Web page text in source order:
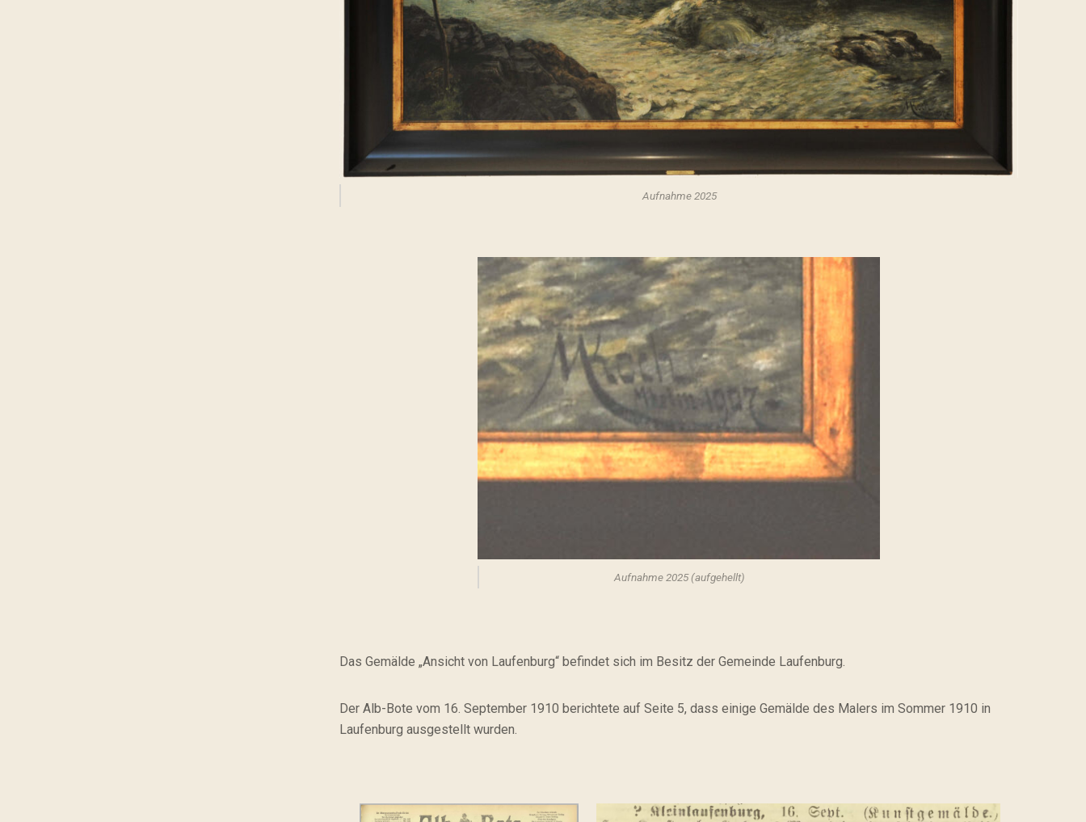
Aufnahme 2025
Aufnahme 2025 (aufgehellt)
Das Gemälde „Ansicht von Laufenburg“ befindet sich im Besitz der Gemeinde Laufenburg.
Der Alb-Bote vom 16. September 1910 berichtete auf Seite 5, dass einige Gemälde des Malers im Sommer 1910 in
Laufenburg ausgestellt wurden.